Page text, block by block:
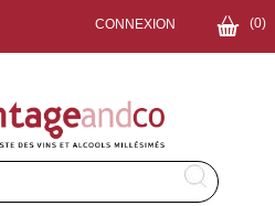
(0)
CONNEXION